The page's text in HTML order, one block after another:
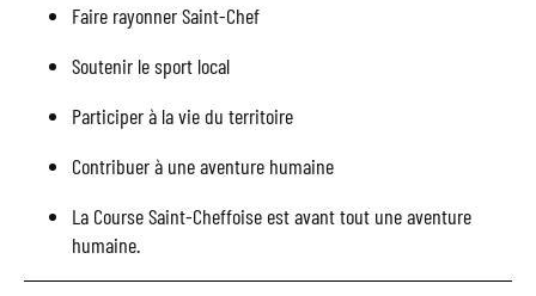
Faire rayonner Saint-Chef
Soutenir le sport local
Participer à la vie du territoire
Contribuer à une aventure humaine
La Course Saint-Cheffoise est avant tout une aventure
humaine.